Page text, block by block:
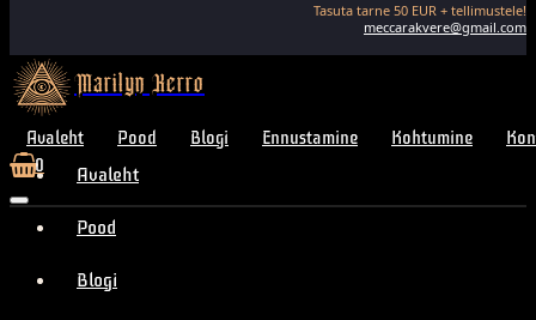
Tasuta tarne 50 EUR + tellimustele!
meccarakvere@gmail.com
Marilyn Kerro
Avaleht Pood Blogi Ennustamine Kohtumine
0 Avaleht
Pood
Blogi